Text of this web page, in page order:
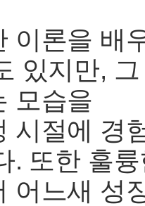
이론을 배
있지만,
모습을
시절에 경
. 또한 훌
어느새 성